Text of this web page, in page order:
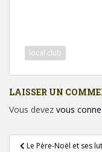
local club
LAISSER UN
Vous devez vous
Navigation
Le Père-Noël et ses